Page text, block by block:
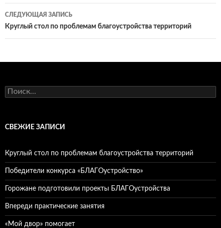
записям
СЛЕДУЮЩАЯ ЗАПИСЬ
Круглый стол по проблемам благоустройства территорий
Найти:
СВЕЖИЕ ЗАПИСИ
Круглый стол по проблемам благоустройства территорий
Победители конкурса «БЛАГОустройство»
Горожане подготовили проекты БЛАГОустройства
Впереди практические занятия
«Мой двор» помогает